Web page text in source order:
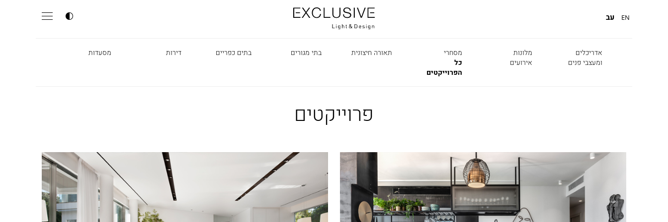
EN עב
אדריכלים
ומעצבי פנים
מלונות מסחרי תאורה חיצונית בתי מגורים בתים כפריים דירות
מסעדות
אירועים
כל
הפרוייקטים
אורלי אברון
אלקבס
ברנוביץ-אמית
ופיצו קדם
ירון טל
עודד סמדר
מיכל האן
ירון אלדד
רונה לוין
דנה אוברזון
דנה ואושרי
רמה מנדלסון
אפרת קיסוס
פיצו קדם
מיכי סתר
מיכל שיין רויטל תמיר
פרוייקטים